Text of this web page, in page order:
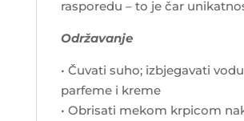
rasporedu – to je čar
Održavanje
• Čuvati suho; izbjegavati
parfeme i kreme
• Obrisati mekom krpicom